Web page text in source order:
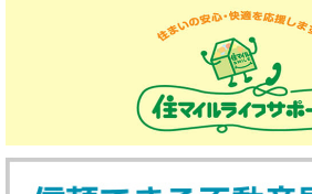
ジオ茅ヶ崎フレシア価格改定しました。
プレイスヴィラ喜多見成約になりました。
賃貸物件公開しました。
2025年冬季休業のお知らせ（12月27日～1月
す。